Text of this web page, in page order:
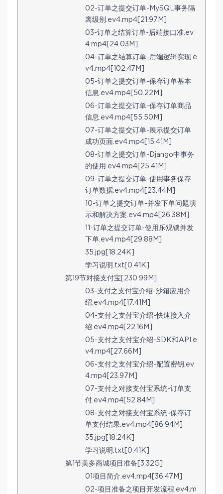
02-订单之提交订单-MySQL事务隔
离级别.ev4.mp4[21.97M]
03-订单之结算订单-后端接口准.ev
4.mp4[24.03M]
04-订单之结算订单-后端逻辑实现.e
v4.mp4[102.47M]
05-订单之提交订单-保存订单基本
信息.ev4.mp4[50.22M]
06-订单之提交订单-保存订单商品
信息.ev4.mp4[55.50M]
07-订单之提交订单-展示提交订单
成功页面.ev4.mp4[15.41M]
08-订单之提交订单-Django中事务
的使用.ev4.mp4[25.41M]
09-订单之提交订单-使用事务保存
订单数据.ev4.mp4[23.44M]
10-订单之提交订单-并发下单问题演
示和解决方案.ev4.mp4[26.38M]
11-订单之提交订单-使用乐观锁并发
下单.ev4.mp4[29.88M]
35.jpg[18.24K]
学习说明.txt[0.41K]
第19节对接支付宝[230.99M]
03-支付之支付宝介绍-沙箱应用介
绍.ev4.mp4[17.41M]
04-支付之支付宝介绍-快速接入介
绍.ev4.mp4[22.16M]
05-支付之支付宝介绍-SDK和API.e
v4.mp4[27.66M]
06-支付之支付宝介绍-配置密钥.ev
4.mp4[23.97M]
07-支付之对接支付宝系统-订单支
付.ev4.mp4[52.84M]
08-支付之对接支付宝系统-保存订
单支付结果.ev4.mp4[86.94M]
35.jpg[18.24K]
学习说明.txt[0.41K]
第1节美多商城项目准备[3.32G]
01项目简介.ev4.mp4[36.47M]
02-项目准备之项目开发流程.ev4.m